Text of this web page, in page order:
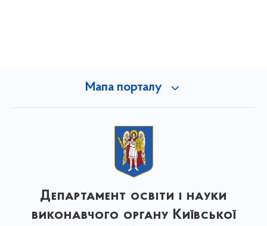
Мапа порталу
Департамент освіти і науки
виконавчого органу Київської